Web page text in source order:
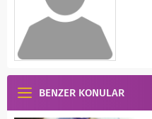
BENZER KONULAR